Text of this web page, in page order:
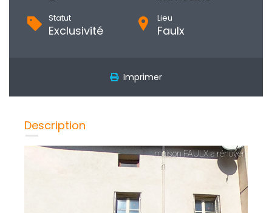
Statut
Exclusivité
Lieu
Faulx
Imprimer
Description